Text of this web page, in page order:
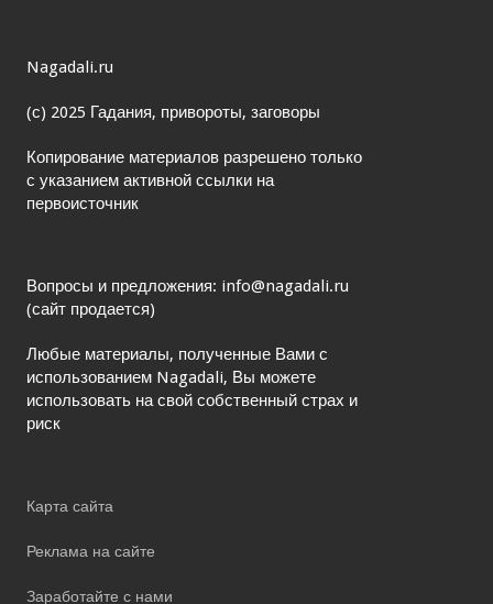
Nagadali.ru
(с) 2025 Гадания, привороты, заговоры
Копирование материалов разрешено только
с указанием активной ссылки на
первоисточник
Вопросы и предложения: info@nagadali.ru
(сайт продается)
Любые материалы, полученные Вами с
использованием Nagadali, Вы можете
использовать на свой собственный страх и
риск
Карта сайта
Реклама на сайте
Заработайте с нами